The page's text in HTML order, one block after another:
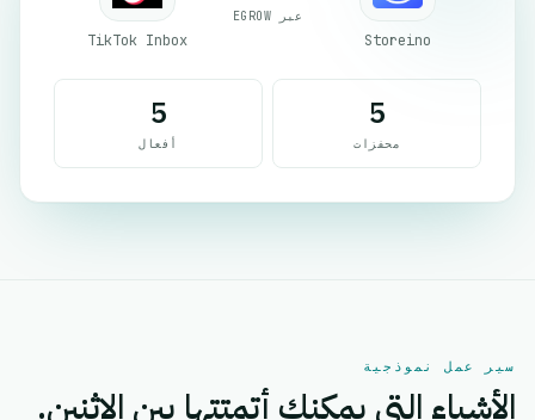
Storeino
عبر EGROW
TikTok Inbox
5
محفزات
5
أفعال
سير عمل نموذجية
الأشياء التي يمكنك أتمتتها بين الاثنين.